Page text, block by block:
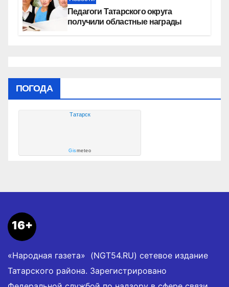
Педагоги Татарского округа
получили областные награды
ПОГОДА
Татарск
Gismeteo
16+
«Народная газета» (NGT54.RU) сетевое издание
Татарского района. Зарегистрировано